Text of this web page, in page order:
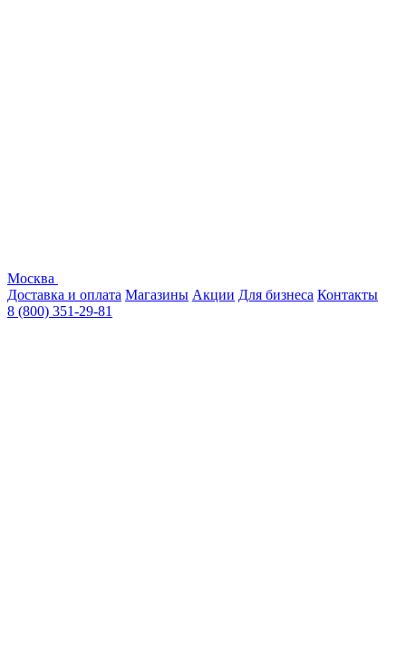
Москва
Доставка и оплата Магазины Акции Для бизнеса Контакты
8 (800) 351-29-81